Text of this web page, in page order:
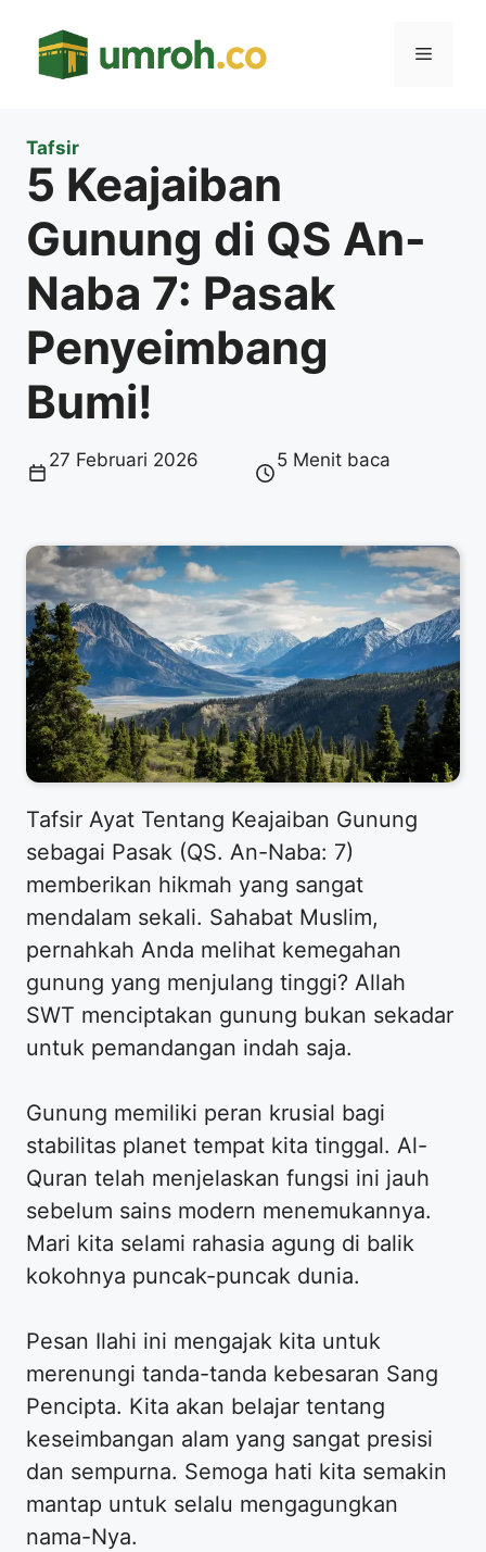
Menu
Tafsir
5 Keajaiban
Gunung di QS An-
Naba 7: Pasak
Penyeimbang
Bumi!
27 Februari 2026 5 Menit baca
Tafsir Ayat Tentang Keajaiban Gunung
sebagai Pasak (QS. An-Naba: 7)
memberikan hikmah yang sangat
mendalam sekali. Sahabat Muslim,
pernahkah Anda melihat kemegahan
gunung yang menjulang tinggi? Allah
SWT menciptakan gunung bukan sekadar
untuk pemandangan indah saja.
Gunung memiliki peran krusial bagi
stabilitas planet tempat kita tinggal. Al-
Quran telah menjelaskan fungsi ini jauh
sebelum sains modern menemukannya.
Mari kita selami rahasia agung di balik
kokohnya puncak-puncak dunia.
Pesan Ilahi ini mengajak kita untuk
merenungi tanda-tanda kebesaran Sang
Pencipta. Kita akan belajar tentang
keseimbangan alam yang sangat presisi
dan sempurna. Semoga hati kita semakin
mantap untuk selalu mengagungkan
nama-Nya.